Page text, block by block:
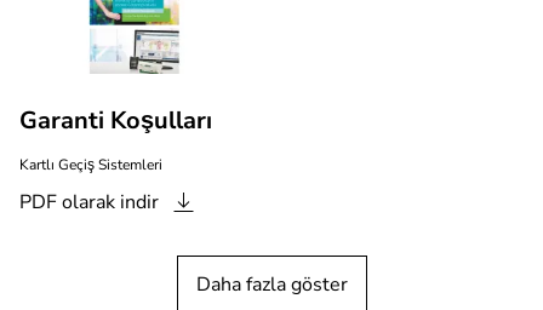
Garanti Koşulları
Kartlı Geçiş Sistemleri
PDF olarak indir
Daha fazla göster